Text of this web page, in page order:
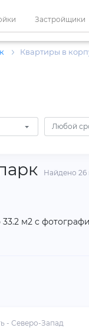
Застройщики
Квартиры в
Любой
Найдено 26
м2 с
- Северо-Запад